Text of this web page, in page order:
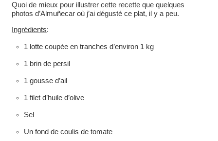
Quoi de mieux pour illustrer cette recette que quelques
photos d’Almuñecar où j’ai dégusté ce plat, il y a peu.
Ingrédients:
1 lotte coupée en tranches d’environ 1 kg
1 brin de persil
1 gousse d’ail
1 filet d’huile d’olive
Sel
Un fond de coulis de tomate